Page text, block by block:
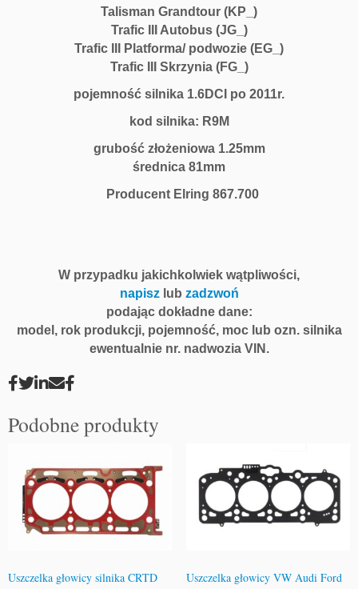
Talisman Grandtour (KP_)
Trafic III Autobus (JG_)
Trafic III Platforma/ podwozie (EG_)
Trafic III Skrzynia (FG_)
pojemność silnika 1.6DCI po 2011r.
kod silnika: R9M
grubość złożeniowa 1.25mm
średnica 81mm
Producent Elring 867.700
W przypadku jakichkolwiek wątpliwości,
napiszlub zadzwoń
podając dokładne dane:
model, rok produkcji, pojemność, moc lub ozn. silnika
ewentualnie nr. nadwozia VIN.
Podobne produkty
Uszczelka głowicy silnika CRTD
Uszczelka głowicy VW Audi Ford